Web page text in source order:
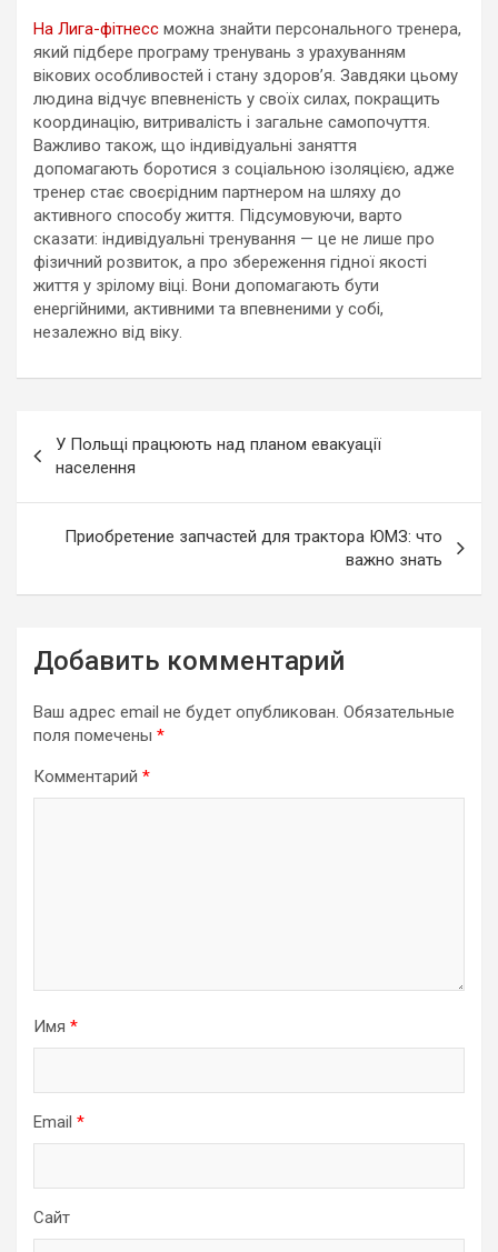
На Лига-фітнесс можна знайти персонального тренера,
який підбере програму тренувань з урахуванням
вікових особливостей і стану здоров’я. Завдяки цьому
людина відчує впевненість у своїх силах, покращить
координацію, витривалість і загальне самопочуття.
Важливо також, що індивідуальні заняття
допомагають боротися з соціальною ізоляцією, адже
тренер стає своєрідним партнером на шляху до
активного способу життя. Підсумовуючи, варто
сказати: індивідуальні тренування — це не лише про
фізичний розвиток, а про збереження гідної якості
життя у зрілому віці. Вони допомагають бути
енергійними, активними та впевненими у собі,
незалежно від віку.
по
записям
У Польщі працюють над планом евакуації
населення
Приобретение запчастей для трактора ЮМЗ: что
важно знать
Добавить комментарий
Ваш адрес email не будет опубликован. Обязательные
поля помечены *
Комментарий *
Имя *
Email *
Сайт